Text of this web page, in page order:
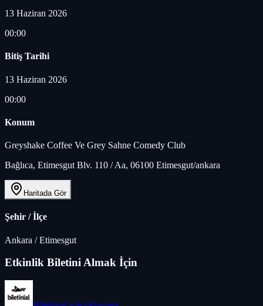
13 Haziran 2026
00:00
Bitiş Tarihi
13 Haziran 2026
00:00
Konum
Greyshake Coffee Ve Grey Sahne Comedy Club
Bağlıca, Etimesgut Blv. 110 / Aa, 06100 Etimesgut/ankara
Haritada Gör
Şehir / İlçe
Ankara /Etimesgut
Etkinlik Biletini Almak İçin